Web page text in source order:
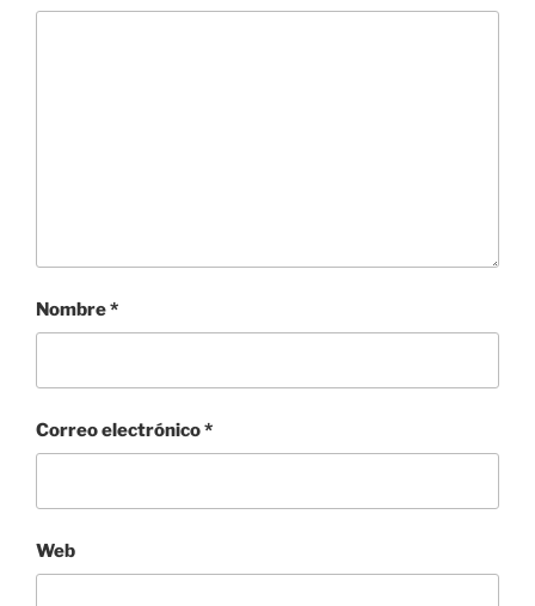
Nombre*
Correo electrónico*
Web